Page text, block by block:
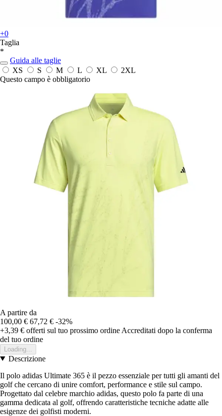
+0
Taglia
*
Guida alle taglie
XS
S M L XL
2XL
Questo campo è obbligatorio
A partire da
100,00 € 67,72 € -32%
+3,39 € offerti sul tuo prossimo ordine Accreditati dopo la conferma
del tuo ordine
Loading...
Descrizione
Il polo adidas Ultimate 365 è il pezzo essenziale per tutti gli amanti del
golf che cercano di unire comfort, performance e stile sul campo.
Progettato dal celebre marchio adidas, questo polo fa parte di una
gamma dedicata al golf, offrendo caratteristiche tecniche adatte alle
esigenze dei golfisti moderni.